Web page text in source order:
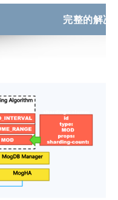
完整的解决